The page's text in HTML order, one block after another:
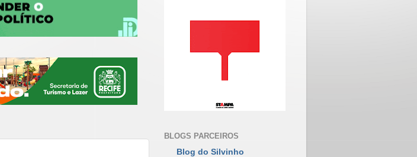
BLOGS PARCEIROS
Blog do Silvinho